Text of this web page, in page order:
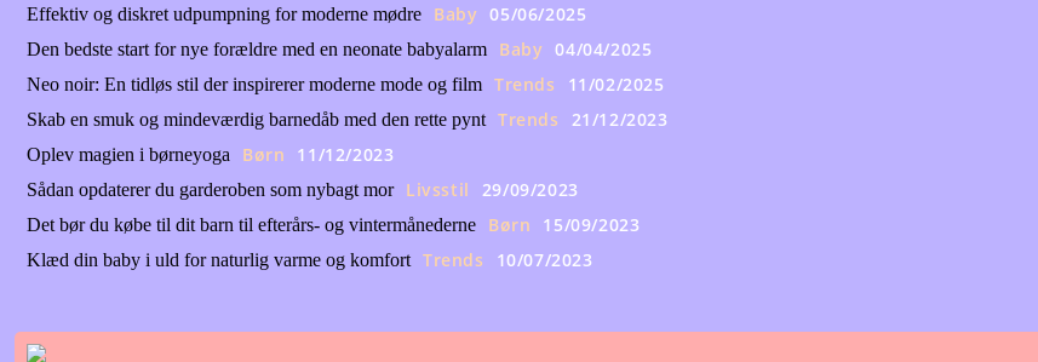
Effektiv og diskret udpumpning for moderne mødre Baby 05/06/2025
Den bedste start for nye forældre med en neonate babyalarm Baby 04/04/2025
Neo noir: En tidløs stil der inspirerer moderne mode og film Trends 11/02/2025
Skab en smuk og mindeværdig barnedåb med den rette pynt Trends 21/12/2023
Oplev magien i børneyoga Børn 11/12/2023
Sådan opdaterer du garderoben som nybagt mor Livsstil 29/09/2023
Det bør du købe til dit barn til efterårs- og vintermånederne Børn 15/09/2023
Klæd din baby i uld for naturlig varme og komfort Trends 10/07/2023